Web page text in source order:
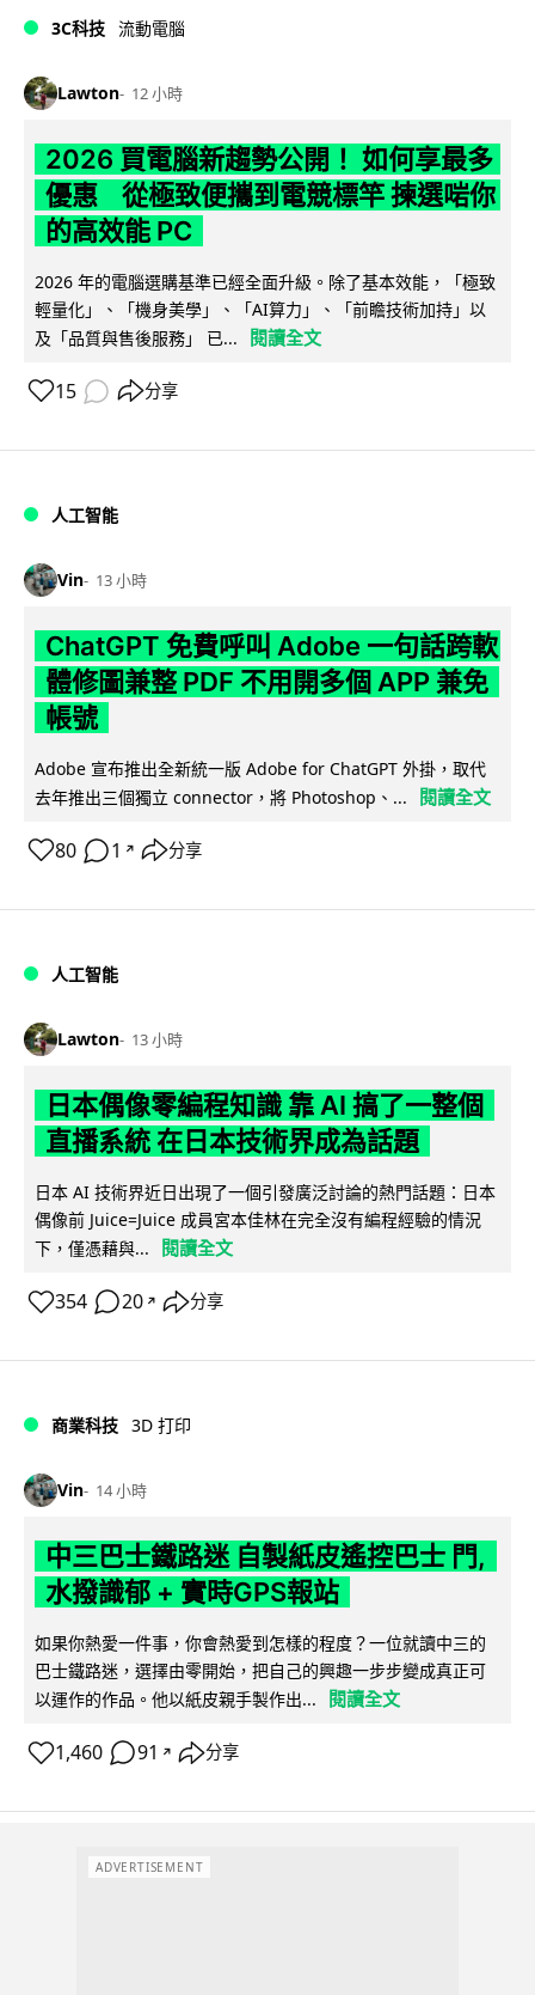
3C科技 流動電腦
Lawton 12 小時
2026 買電腦新趨勢公開！ 如何享最多
優惠 從極致便攜到電競標竿 揀選啱你
的高效能 PC
2026 年的電腦選購基準已經全面升級。除了基本效能，「極致
輕量化」、「機身美學」、「AI算力」、「前瞻技術加持」以
及「品質與售後服務」 已...
閱讀全文
15 分享
人工智能
Vin 13 小時
ChatGPT 免費呼叫 Adobe 一句話跨軟
體修圖兼整 PDF 不用開多個 APP 兼免
帳號
Adobe 宣布推出全新統一版 Adobe for ChatGPT 外掛，取代
去年推出三個獨立 connector，將 Photoshop、...
閱讀全文
80 1 ↗ 分享
人工智能
Lawton 13 小時
日本偶像零編程知識 靠 AI 搞了一整個
直播系統 在日本技術界成為話題
日本 AI 技術界近日出現了一個引發廣泛討論的熱門話題：日本
偶像前 Juice=Juice 成員宮本佳林在完全沒有編程經驗的情況
下，僅憑藉與...
閱讀全文
354 20 ↗ 分享
商業科技 3D 打印
Vin 14 小時
中三巴士鐵路迷 自製紙皮遙控巴士 門,
水撥識郁 + 實時GPS報站
如果你熱愛一件事，你會熱愛到怎樣的程度？一位就讀中三的
巴士鐵路迷，選擇由零開始，把自己的興趣一步步變成真正可
以運作的作品。他以紙皮親手製作出...
閱讀全文
1,460 91 ↗ 分享
ADVERTISEMENT